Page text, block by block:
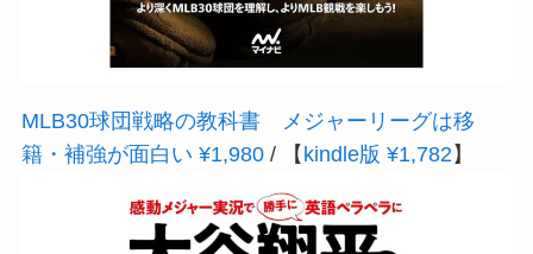
MLB30球団戦略の教科書 メジャーリーグは移
籍・補強が面白い ¥1,980/ 【 kindle版 ¥1,782 】